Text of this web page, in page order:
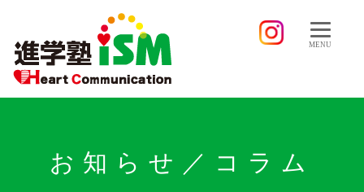
MENU
お知らせ／コラム